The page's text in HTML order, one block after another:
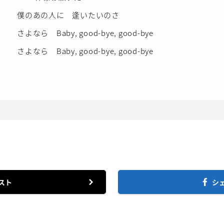
僕のあの人に 逢いたいのさ
さよなら Baby, good-bye, good-bye
さよなら Baby, good-bye, good-bye
ト シ